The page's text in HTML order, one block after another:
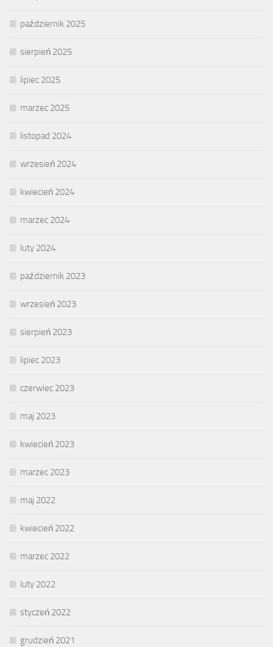
październik 2025
sierpień 2025
lipiec 2025
marzec 2025
listopad 2024
wrzesień 2024
kwiecień 2024
marzec 2024
luty 2024
październik 2023
wrzesień 2023
sierpień 2023
lipiec 2023
czerwiec 2023
maj 2023
kwiecień 2023
marzec 2023
maj 2022
kwiecień 2022
marzec 2022
luty 2022
styczeń 2022
grudzień 2021